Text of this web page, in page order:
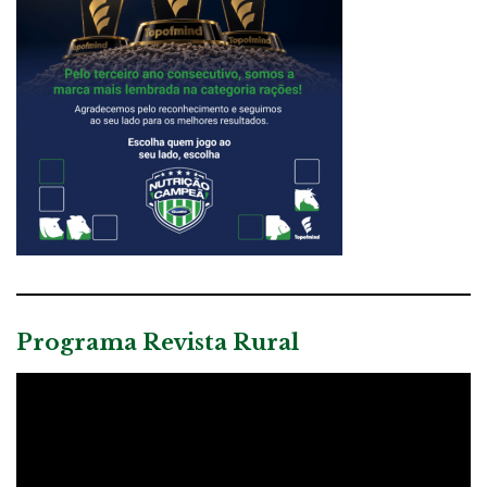
Programa Revista Rural